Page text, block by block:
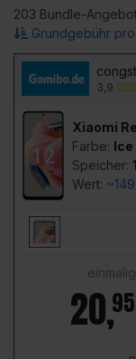
203 Bundle-
Grundgebühr
3,9
Xiaomi
Farbe: Ice
Speicher:
Wert:
einmalig
20,